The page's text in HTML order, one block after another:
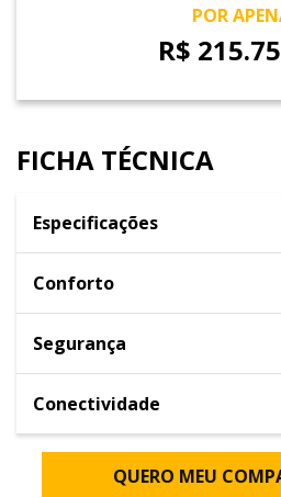
POR
R$
FICHA TÉCNICA
Especificações
Conforto
Segurança
Conectividade
QUERO MEU